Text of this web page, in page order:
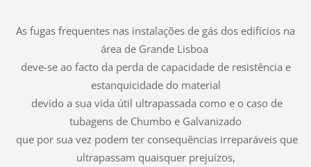
As fugas frequentes nas instalações de gás dos edifícios na
área de Grande Lisboa
deve-se ao facto da perda de capacidade de resistência e
estanquicidade do material
devido a sua vida útil ultrapassada como e o caso de
tubagens de Chumbo e Galvanizado
que por sua vez podem ter consequências irreparáveis que
ultrapassam quaisquer prejuízos,